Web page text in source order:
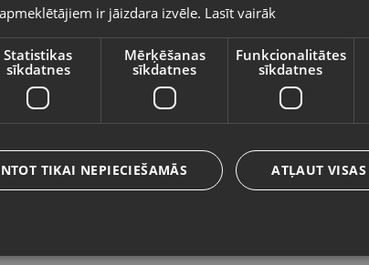
Zelta ķēde
Stāvoklis Restaurēts (Garantija 24 mēneši)
247.00
No 11.23€/mēn.
Valsts
Valoda
Latviešu / Latvian
ir jāizdara izvēle. Lasīt vairāk
Statistikas
sīkdatnes
Mērķēšanas
sīkdatnes
Funkcionalitātes
sīkdatnes
ATĻAUT
TIKAI NEPIECIEŠAMĀS